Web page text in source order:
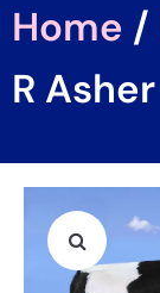
Home /
R Asher